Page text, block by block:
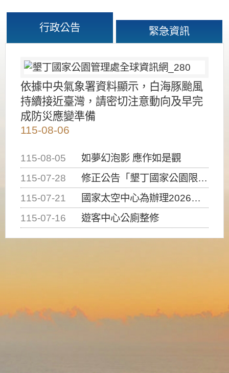
行政公告 緊急資訊
依據中央氣象署資料顯示，白海豚颱風
持續接近臺灣，請密切注意動向及早完
成防災應變準備
115-08-06
115-08-05
如夢幻泡影 應作如是觀
115-07-28
修正公告「墾丁國家公園限制水域遊憩活動之種類、範圍、時間及行為」，自即日生效。
115-07-21
國家太空中心為辦理2026台灣盃火箭競賽，陸、海、空域警戒及協調相關事宜，因颱風備案事宜
115-07-16
遊客中心公廁整修